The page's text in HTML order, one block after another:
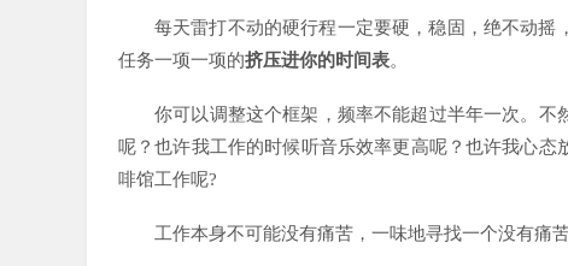
每天雷打不动的硬行程一定要硬，稳固，绝不动
任务一项一项的挤压进你的时间表。
你可以调整这个框架，频率不能超过半年一次。
呢？也许我工作的时候听音乐效率更高呢？也许我心
啡馆工作呢?
工作本身不可能没有痛苦，一味地寻找一个没有痛